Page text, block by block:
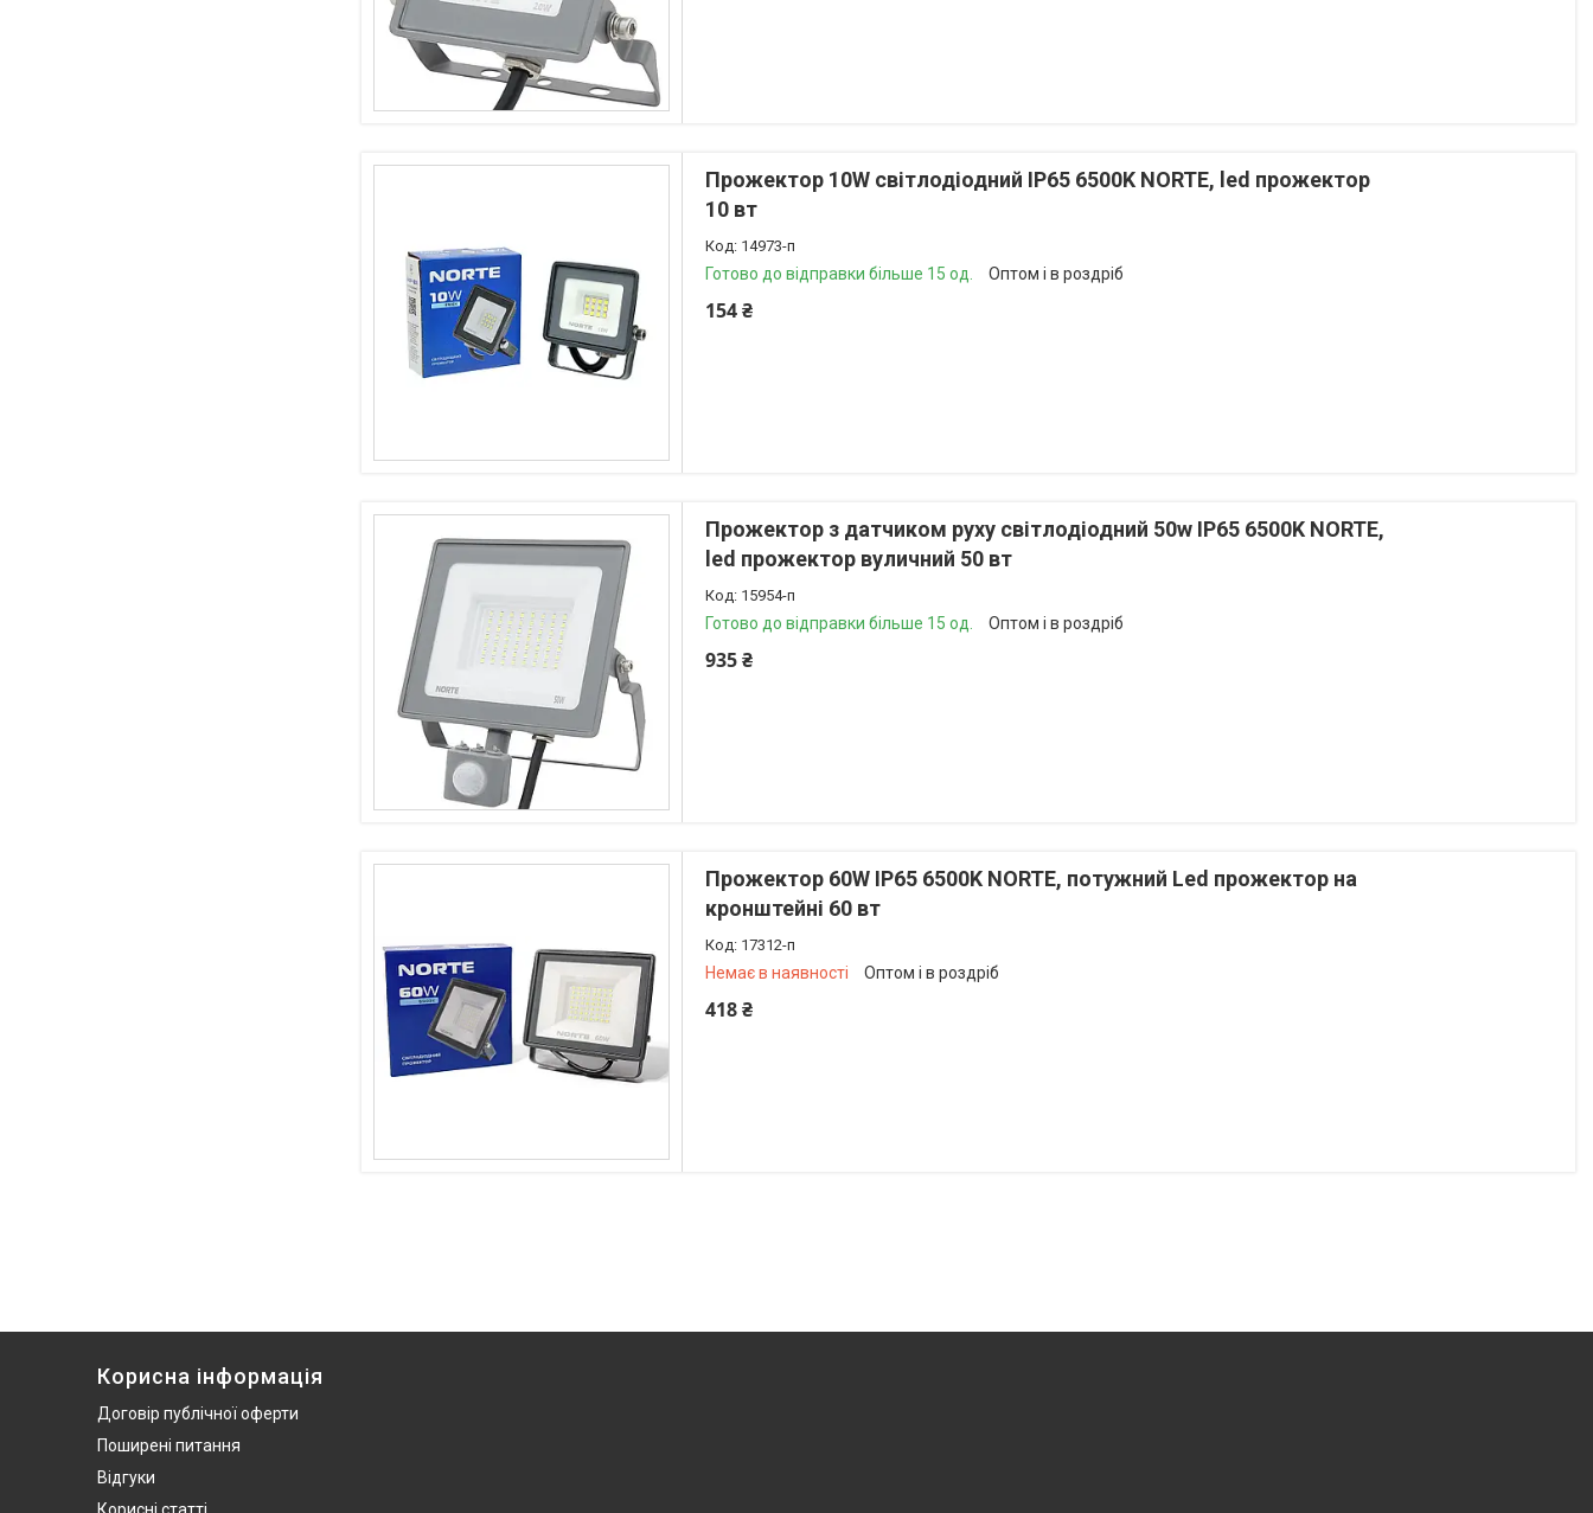
Прожектор 10W світлодіодний IP65 6500K NORTE, led прожектор
10 вт
14973-п
Готово до відправки більше 15 од. Оптом і в роздріб
154 ₴
Прожектор з датчиком руху світлодіодний 50w IP65 6500K NORTE,
led прожектор вуличний 50 вт
15954-п
Готово до відправки більше 15 од. Оптом і в роздріб
935 ₴
Прожектор 60W IP65 6500K NORTE, потужний Led прожектор на
кронштейні 60 вт
17312-п
Немає в наявності Оптом і в роздріб
418 ₴
Корисна інформація
Договір публічної оферти
Поширені питання
Відгуки